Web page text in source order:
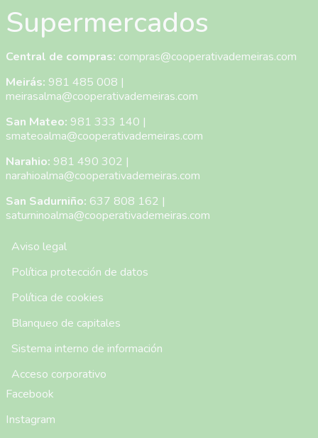
Supermercados
Central de compras: compras@cooperativademeiras.com
Meirás: 981 485 008 |
meirasalma@cooperativademeiras.com
San Mateo: 981 333 140 |
smateoalma@cooperativademeiras.com
Narahio: 981 490 302 |
narahioalma@cooperativademeiras.com
San Sadurniño: 637 808 162 |
saturninoalma@cooperativademeiras.com
Menú Pie de Página
Aviso legal
Política protección de datos
Política de cookies
Blanqueo de capitales
Sistema interno de información
Acceso corporativo
Facebook
Instagram